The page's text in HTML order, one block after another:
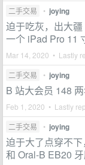
二手交易 • joying
迫于吃灰，出大
一个 iPad Pro 11
Mar 14, 2020 • Lastly
二手交易 • joying
B 站大会员 148
Feb 1, 2020 • Lastly
二手交易 • joying
迫于大了点穿不
和 Oral-B EB20